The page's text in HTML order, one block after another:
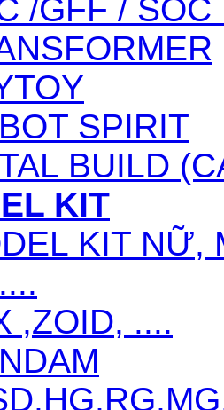
/GFF / SOC
SPIRIT
BUILD
KIT
KIT NỮ,
....